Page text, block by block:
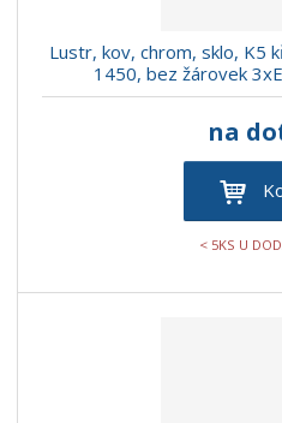
Lustr, kov, chrom, sklo, K5
1450, bez žárovek
na
< 5KS U